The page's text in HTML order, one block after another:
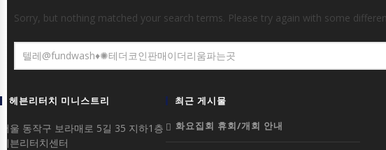
Sorry, but nothing matched your search terms. Please try again with some
헤븐리터치 미니스트리
서울 동작구 보라매로 5길 35 지하1층
헤븐리터치센터
최근 게시물
화요집회 휴회/개회 안내